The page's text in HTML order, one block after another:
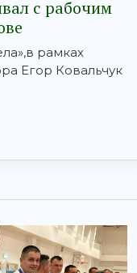
с рабочим
рамках
Егор Ковальчук